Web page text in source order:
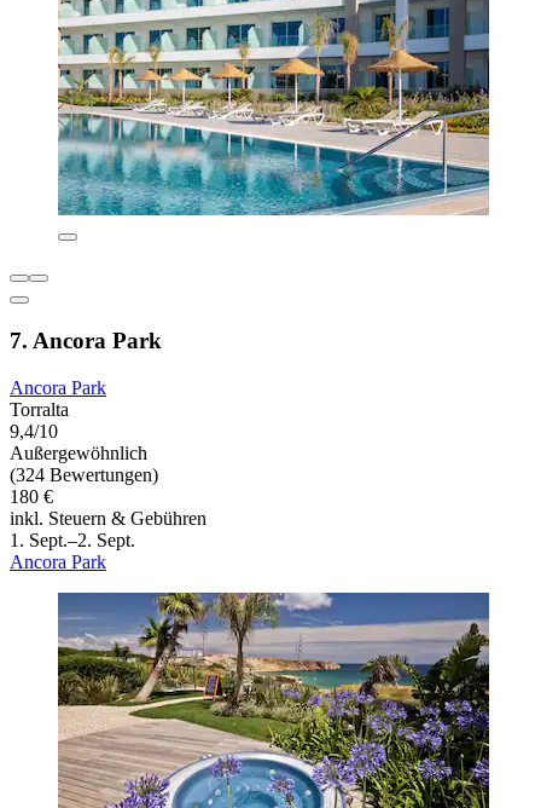
7. Ancora Park
Ancora Park
Torralta
9,4/10
Außergewöhnlich
(324 Bewertungen)
180 €
inkl. Steuern & Gebühren
1. Sept.–2. Sept.
Ancora Park